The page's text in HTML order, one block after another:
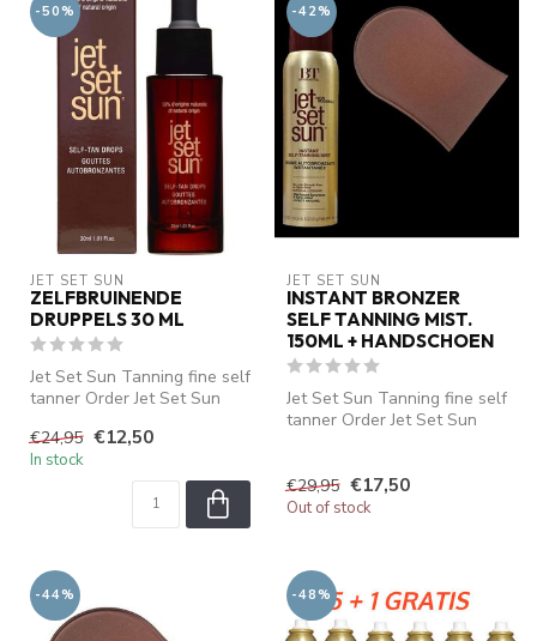
-50%
JET SET SUN
ZELFBRUINENDE
DRUPPELS 30 ML
Jet Set Sun Tanning fine self
tanner Order Jet Set Sun
€24,95 €12,50
In stock
-42%
JET SET SUN
INSTANT BRONZER
SELF TANNING MIST.
150ML + HANDSCHOEN
Jet Set Sun Tanning fine self
tanner Order Jet Set Sun
€29,95 €17,50
Out of stock
-44% -48%